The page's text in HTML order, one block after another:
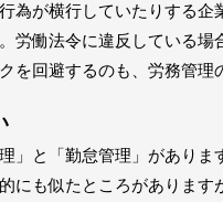
為が横行していたりする
労働法令に違反している
を回避するのも、労務管理
」と「勤怠管理」がありま
にも似たところがあります